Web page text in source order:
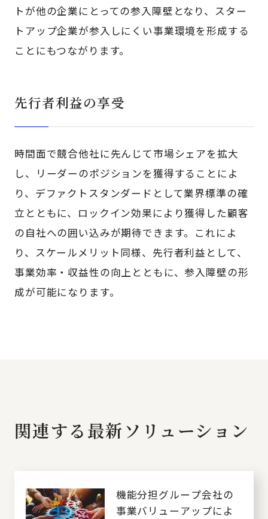
トが他の企業にとっての参入障壁となり、スター
トアップ企業が参入しにくい事業環境を形成する
ことにもつながります。
先行者利益の享受
時間面で競合他社に先んじて市場シェアを拡大
し、リーダーのポジションを獲得することによ
り、デファクトスタンダードとして業界標準の確
立とともに、ロックイン効果により獲得した顧客
の自社への囲い込みが期待できます。これによ
り、スケールメリット同様、先行者利益として、
事業効率・収益性の向上とともに、参入障壁の形
成が可能になります。
関連する最新ソリューション
機能分担グループ会社の
事業バリューアップによ